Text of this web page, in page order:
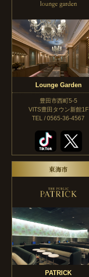
Lounge Garden
豊田市西町5-5
VITS豊田タウン新館1F
TEL / 0565-36-4567
東海市
PATRICK